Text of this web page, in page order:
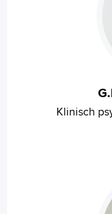
Klinisch